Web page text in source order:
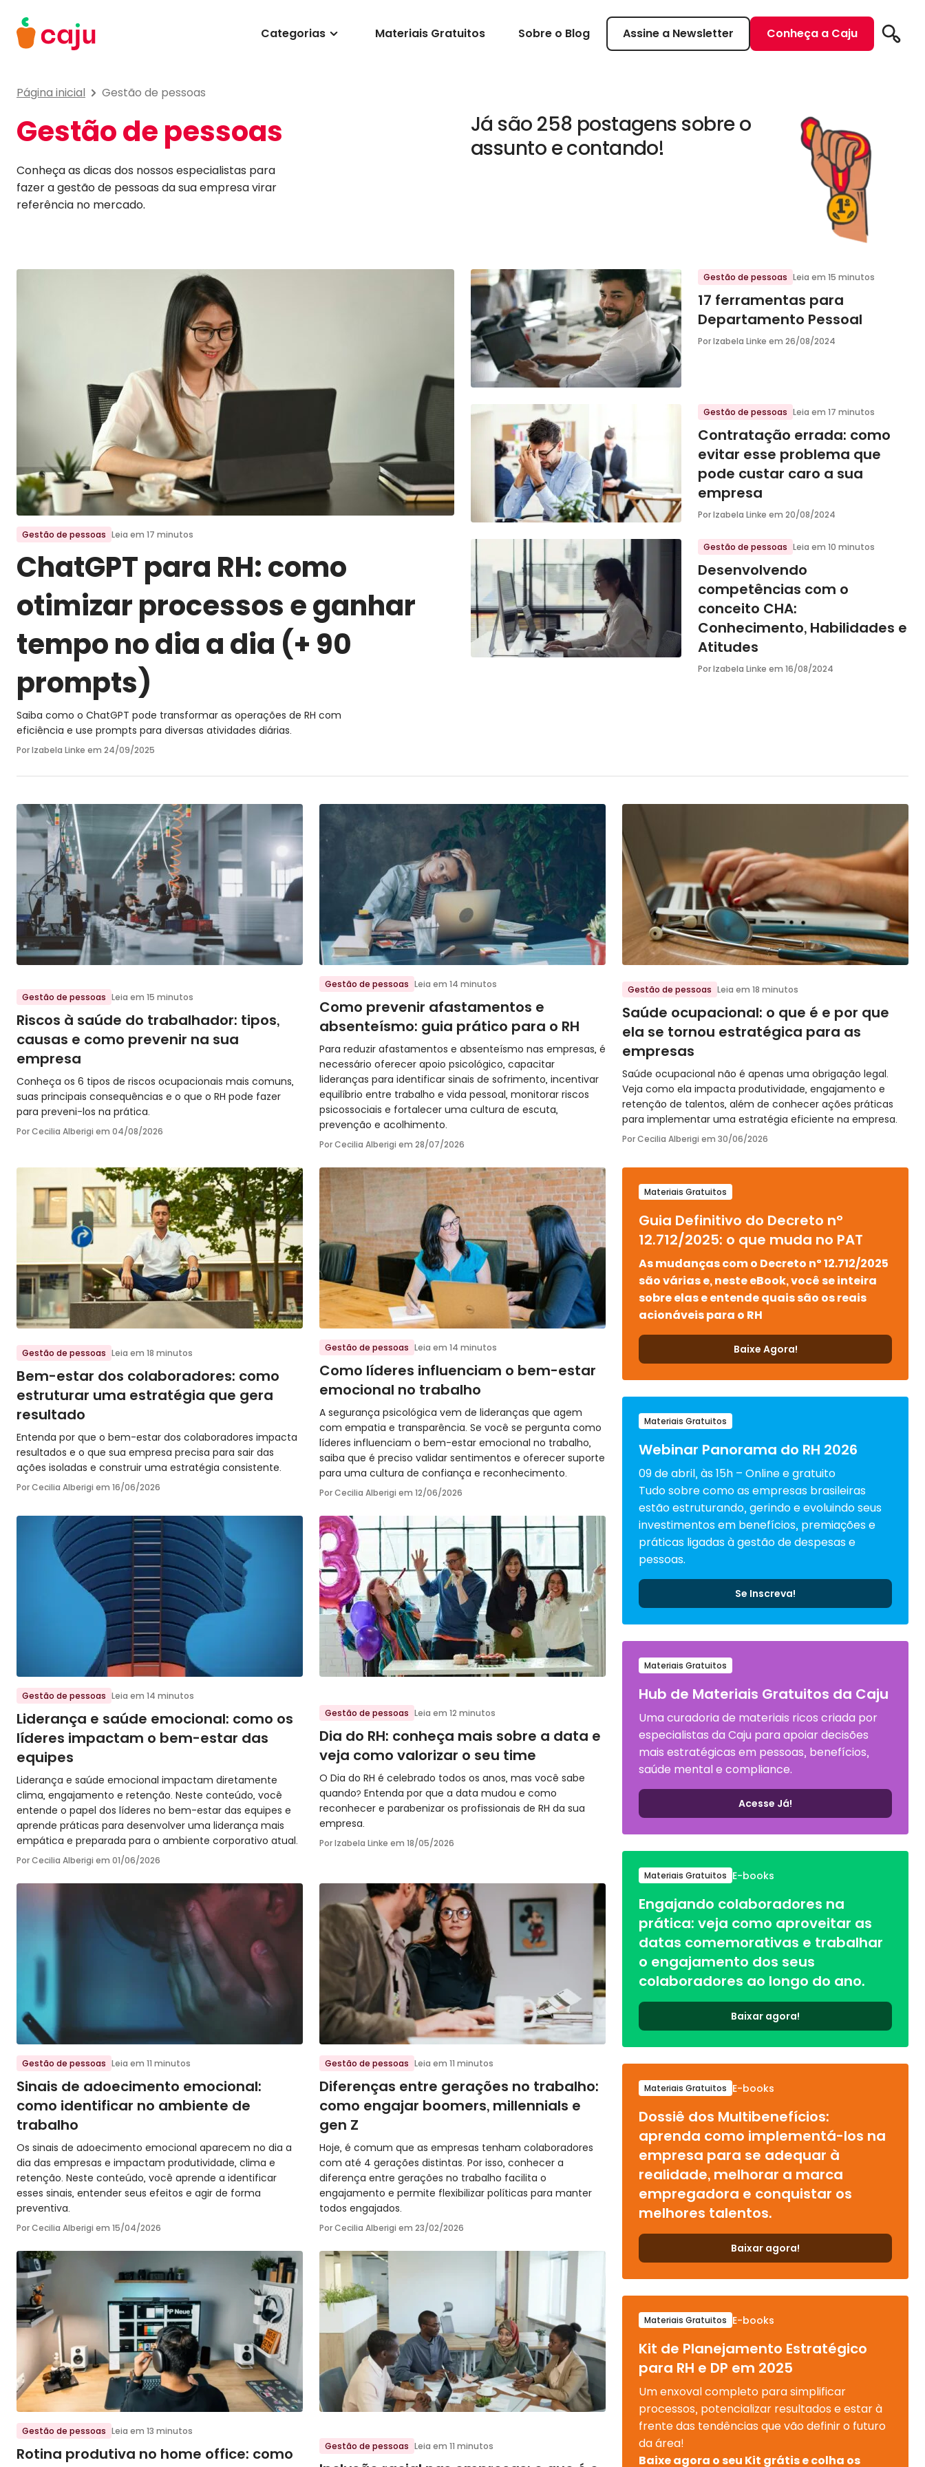
Menu Principal
Categorias Materiais Gratuitos Sobre o Blog Assine a Newsletter Conheça a Caju
Página inicial Gestão de pessoas
Gestão de pessoas
Conheça as dicas dos nossos especialistas para
fazer a gestão de pessoas da sua empresa virar
referência no mercado.
Já são 258 postagens sobre o
assunto e contando!
Ir para o post
Gestão de pessoas Leia em 17 minutos
ChatGPT para RH: como
otimizar processos e ganhar
tempo no dia a dia (+ 90
prompts)
Saiba como o ChatGPT pode transformar as operações de RH com
eficiência e use prompts para diversas atividades diárias.
Por Izabela Linke em 24/09/2025
Gestão de pessoas Leia em 15 minutos
17 ferramentas para
Departamento Pessoal
Por Izabela Linke em 26/08/2024
Gestão de pessoas Leia em 17 minutos
Contratação errada: como
evitar esse problema que
pode custar caro a sua
empresa
Por Izabela Linke em 20/08/2024
Gestão de pessoas Leia em 10 minutos
Desenvolvendo
competências com o
conceito CHA:
Conhecimento, Habilidades e
Atitudes
Por Izabela Linke em 16/08/2024
Gestão de pessoas Leia em 15 minutos
Riscos à saúde do trabalhador: tipos,
causas e como prevenir na sua
empresa
Conheça os 6 tipos de riscos ocupacionais mais comuns,
suas principais consequências e o que o RH pode fazer
para preveni-los na prática.
Por Cecilia Alberigi em 04/08/2026
Ir para o post
Gestão de pessoas Leia em 14 minutos
Como prevenir afastamentos e
absenteísmo: guia prático para o RH
Para reduzir afastamentos e absenteísmo nas empresas, é
necessário oferecer apoio psicológico, capacitar
lideranças para identificar sinais de sofrimento, incentivar
equilíbrio entre trabalho e vida pessoal, monitorar riscos
psicossociais e fortalecer uma cultura de escuta,
prevenção e acolhimento.
Por Cecilia Alberigi em 28/07/2026
Gestão de pessoas Leia em 18 minutos
Saúde ocupacional: o que é e por que
ela se tornou estratégica para as
empresas
Saúde ocupacional não é apenas uma obrigação legal.
Veja como ela impacta produtividade, engajamento e
retenção de talentos, além de conhecer ações práticas
para implementar uma estratégia eficiente na empresa.
Por Cecilia Alberigi em 30/06/2026
Gestão de pessoas Leia em 18 minutos
Bem-estar dos colaboradores: como
estruturar uma estratégia que gera
resultado
Entenda por que o bem-estar dos colaboradores impacta
resultados e o que sua empresa precisa para sair das
ações isoladas e construir uma estratégia consistente.
Por Cecilia Alberigi em 16/06/2026
Ir para o post
Gestão de pessoas Leia em 14 minutos
Como líderes influenciam o bem-estar
emocional no trabalho
A segurança psicológica vem de lideranças que agem
com empatia e transparência. Se você se pergunta como
líderes influenciam o bem-estar emocional no trabalho,
saiba que é preciso validar sentimentos e oferecer suporte
para uma cultura de confiança e reconhecimento.
Por Cecilia Alberigi em 12/06/2026
Ir para o post
Gestão de pessoas Leia em 14 minutos
Liderança e saúde emocional: como os
líderes impactam o bem-estar das
equipes
Liderança e saúde emocional impactam diretamente
clima, engajamento e retenção. Neste conteúdo, você
entende o papel dos líderes no bem-estar das equipes e
aprende práticas para desenvolver uma liderança mais
empática e preparada para o ambiente corporativo atual.
Por Cecilia Alberigi em 01/06/2026
Gestão de pessoas Leia em 12 minutos
Dia do RH: conheça mais sobre a data e
veja como valorizar o seu time
O Dia do RH é celebrado todos os anos, mas você sabe
quando? Entenda por que a data mudou e como
reconhecer e parabenizar os profissionais de RH da sua
empresa.
Por Izabela Linke em 18/05/2026
Ir para o post
Gestão de pessoas Leia em 11 minutos
Sinais de adoecimento emocional:
como identificar no ambiente de
trabalho
Os sinais de adoecimento emocional aparecem no dia a
dia das empresas e impactam produtividade, clima e
retenção. Neste conteúdo, você aprende a identificar
esses sinais, entender seus efeitos e agir de forma
preventiva.
Por Cecilia Alberigi em 15/04/2026
Ir para o post
Gestão de pessoas Leia em 11 minutos
Diferenças entre gerações no trabalho:
como engajar boomers, millennials e
gen Z
Hoje, é comum que as empresas tenham colaboradores
com até 4 gerações distintas. Por isso, conhecer a
diferença entre gerações no trabalho facilita o
engajamento e permite flexibilizar políticas para manter
todos engajados.
Por Cecilia Alberigi em 23/02/2026
Ir para o post
Gestão de pessoas Leia em 13 minutos
Rotina produtiva no home office: como
Gestão de pessoas Leia em 11 minutos
Materiais Gratuitos
Guia Definitivo do Decreto nº
12.712/2025: o que muda no PAT
As mudanças com o Decreto nº 12.712/2025
são várias e, neste eBook, você se inteira
sobre elas e entende quais são os reais
acionáveis para o RH
Baixe Agora!
Materiais Gratuitos
Webinar Panorama do RH 2026
09 de abril, às 15h – Online e gratuito
Tudo sobre como as empresas brasileiras
estão estruturando, gerindo e evoluindo seus
investimentos em benefícios, premiações e
práticas ligadas à gestão de despesas e
pessoas.
Se Inscreva!
Materiais Gratuitos
Hub de Materiais Gratuitos da Caju
Uma curadoria de materiais ricos criada por
especialistas da Caju para apoiar decisões
mais estratégicas em pessoas, benefícios,
saúde mental e compliance.
Acesse Já!
Materiais Gratuitos E-books
Engajando colaboradores na
prática: veja como aproveitar as
datas comemorativas e trabalhar
o engajamento dos seus
colaboradores ao longo do ano.
Baixar agora!
Materiais Gratuitos E-books
Dossiê dos Multibenefícios:
aprenda como implementá-los na
empresa para se adequar à
realidade, melhorar a marca
empregadora e conquistar os
melhores talentos.
Baixar agora!
Materiais Gratuitos E-books
Kit de Planejamento Estratégico
para RH e DP em 2025
Um enxoval completo para simplificar
processos, potencializar resultados e estar à
frente das tendências que vão definir o futuro
da área!
Baixe agora o seu Kit grátis e colha os